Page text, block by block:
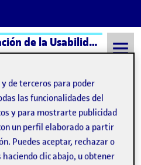
M4.353 – Evaluación de la Usabilidad – Aula 1
Sierra Escobar
de terceros para poder
las funcionalidades del
y para mostrarte publicidad
un perfil elaborado a partir
Puedes aceptar, rechazar o
clic abajo, u obtener